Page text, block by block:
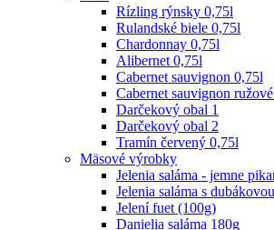
Rízling rýnsky 0,75l
Rulandské biele 0,75l
Chardonnay 0,75l
Alibernet 0,75l
Cabernet sauvignon 0,75l
Cabernet sauvignon
Darčekový obal 1
Darčekový obal 2
Tramín červený 0,75l
Mäsové výrobky
Jelenia saláma - jemne
Jelenia saláma s
Jelení fuet (100g)
Danielia saláma 180g